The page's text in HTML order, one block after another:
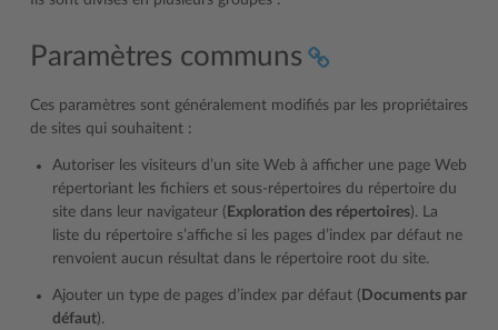
Paramètres communs
Ces paramètres sont généralement modifiés par les propriétaires
de sites qui souhaitent :
Autoriser les visiteurs d’un site Web à afficher une page Web
répertoriant les fichiers et sous-répertoires du répertoire du
site dans leur navigateur ( Exploration des répertoires). La
liste du répertoire s’affiche si les pages d’index par défaut ne
renvoient aucun résultat dans le répertoire root du site.
Ajouter un type de pages d’index par défaut ( Documents par
défaut).